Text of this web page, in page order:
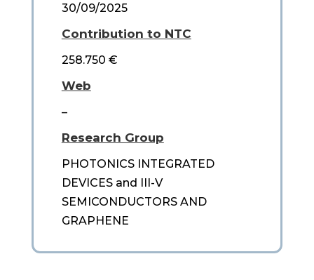
30/09/2025
Contribution to NTC
258.750 €
Web
–
Research Group
PHOTONICS INTEGRATED
DEVICES and III-V
SEMICONDUCTORS AND
GRAPHENE